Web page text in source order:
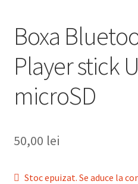
Boxa
Player stick
microSD
50,00 lei
Stoc epuizat. Se aduce la